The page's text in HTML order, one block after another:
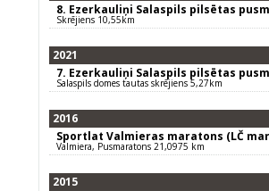
8. Ezerkauliņi Salaspils pilsētas
Skrējiens 10,55km
2021
7. Ezerkauliņi Salaspils pilsētas
Salaspils domes tautas skrējiens 5,27km
2016
Sportlat Valmieras maratons (LČ
Valmiera, Pusmaratons 21,0975 km
2015